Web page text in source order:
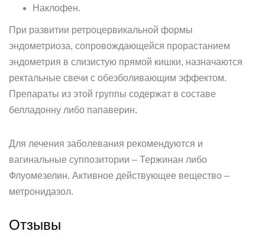
Наклофен.
При развитии ретроцервикальной формы
эндометриоза, сопровождающейся прорастанием
эндометрия в слизистую прямой кишки, назначаются
ректальные свечи с обезболивающим эффектом.
Препараты из этой группы содержат в составе
белладонну либо папаверин.
Для лечения заболевания рекомендуются и
вагинальные суппозитории – Тержинан либо
Флуомезелин. Активное действующее вещество –
метронидазол.
Отзывы